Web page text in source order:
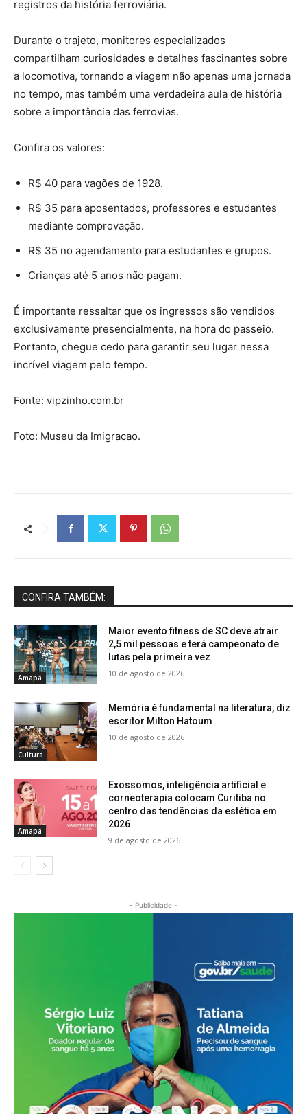
registros da história ferroviária.
Durante o trajeto, monitores especializados
compartilham curiosidades e detalhes fascinantes sobre
a locomotiva, tornando a viagem não apenas uma jornada
no tempo, mas também uma verdadeira aula de história
sobre a importância das ferrovias.
Confira os valores:
R$ 40 para vagões de 1928.
R$ 35 para aposentados, professores e estudantes
mediante comprovação.
R$ 35 no agendamento para estudantes e grupos.
Crianças até 5 anos não pagam.
É importante ressaltar que os ingressos são vendidos
exclusivamente presencialmente, na hora do passeio.
Portanto, chegue cedo para garantir seu lugar nessa
incrível viagem pelo tempo.
Fonte: vipzinho.com.br
Foto: Museu da Imigracao.
CONFIRA TAMBÉM:
Amapá
Maior evento fitness de SC deve atrair
2,5 mil pessoas e terá campeonato de
lutas pela primeira vez
10 de agosto de 2026
Cultura
Memória é fundamental na literatura, diz
escritor Milton Hatoum
10 de agosto de 2026
Amapá
Exossomos, inteligência artificial e
corneoterapia colocam Curitiba no
centro das tendências da estética em
2026
9 de agosto de 2026
- Publicidade -